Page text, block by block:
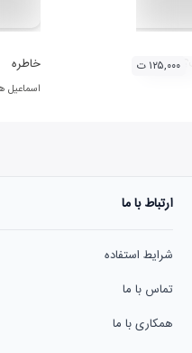
۱۲۵,۰۰۰ ت خاطره
ارتباط با ما
شرایط استفاده
تماس با ما
همکاری با ما